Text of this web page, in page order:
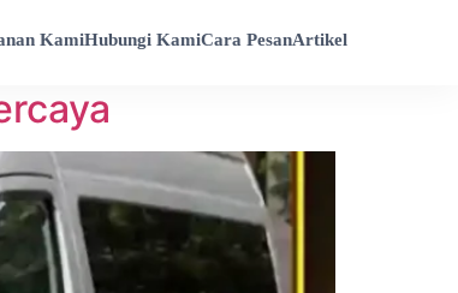
KamiHubungi KamiCara PesanArtikel